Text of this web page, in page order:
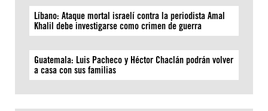
Líbano: Ataque mortal israelí contra la periodista Amal
Khalil debe investigarse como crimen de guerra
Guatemala: Luis Pacheco y Héctor Chaclán podrán volver
a casa con sus familias